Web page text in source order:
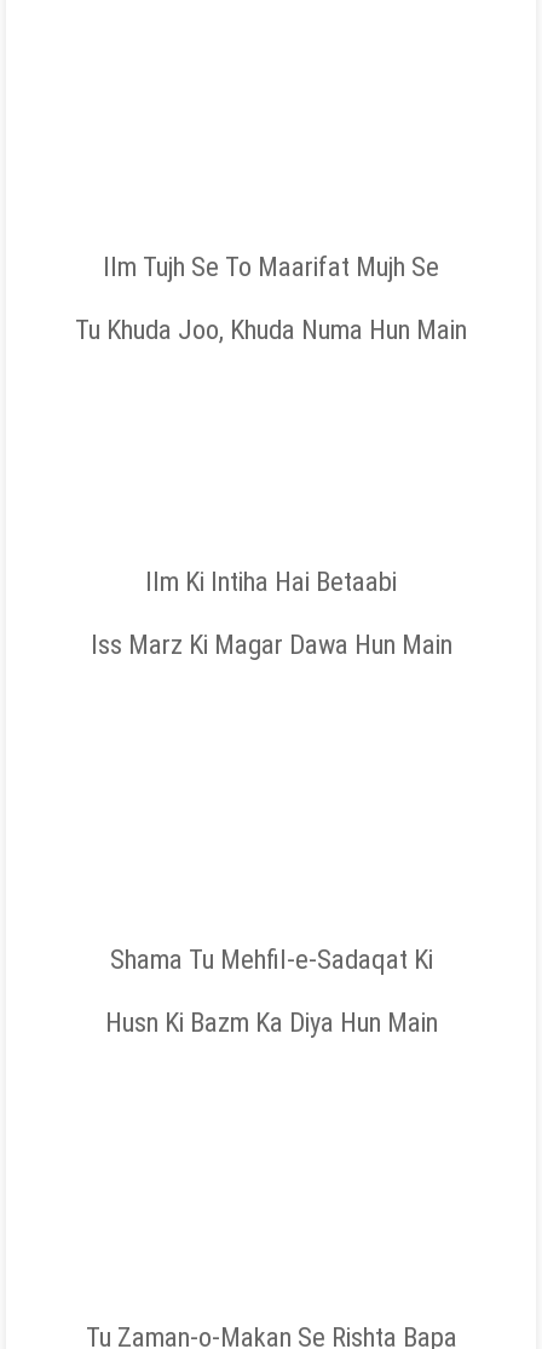
Ilm Tujh Se To Maarifat Mujh Se
Tu Khuda Joo, Khuda Numa Hun Main
Ilm Ki Intiha Hai Betaabi
Iss Marz Ki Magar Dawa Hun Main
Shama Tu Mehfil-e-Sadaqat Ki
Husn Ki Bazm Ka Diya Hun Main
Tu Zaman-o-Makan Se Rishta Bapa